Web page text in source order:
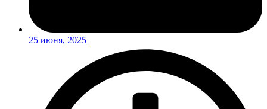
25 июня, 2025